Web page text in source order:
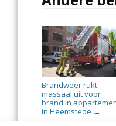
Brandweer rukt
massaal uit voor
brand in
in Heemstede →